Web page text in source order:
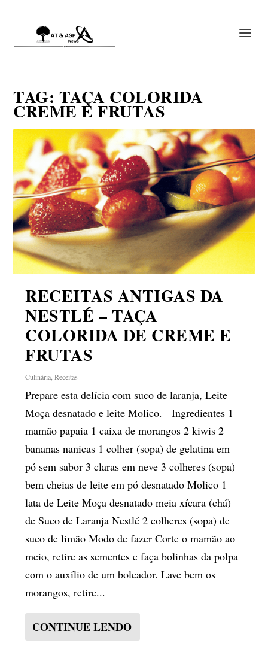
TAG: TAÇA COLORIDA
CREME E FRUTAS
RECEITAS ANTIGAS DA
NESTLÉ – TAÇA
COLORIDA DE CREME E
FRUTAS
Culinária ,Receitas
Prepare esta delícia com suco de laranja, Leite
Moça desnatado e leite Molico. Ingredientes 1
mamão papaia 1 caixa de morangos 2 kiwis 2
bananas nanicas 1 colher (sopa) de gelatina em
pó sem sabor 3 claras em neve 3 colheres (sopa)
bem cheias de leite em pó desnatado Molico 1
lata de Leite Moça desnatado meia xícara (chá)
de Suco de Laranja Nestlé 2 colheres (sopa) de
suco de limão Modo de fazer Corte o mamão ao
meio, retire as sementes e faça bolinhas da polpa
com o auxílio de um boleador. Lave bem os
morangos, retire...
CONTINUE LENDO